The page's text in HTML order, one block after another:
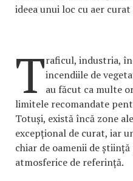
ideea unui loc cu aer
Traficul, industria,
incendiile de
au făcut ca multe
limitele recomandate
Totuși, există încă zone
excepțional de curat, iar
chiar de oamenii de
atmosferice de referință.